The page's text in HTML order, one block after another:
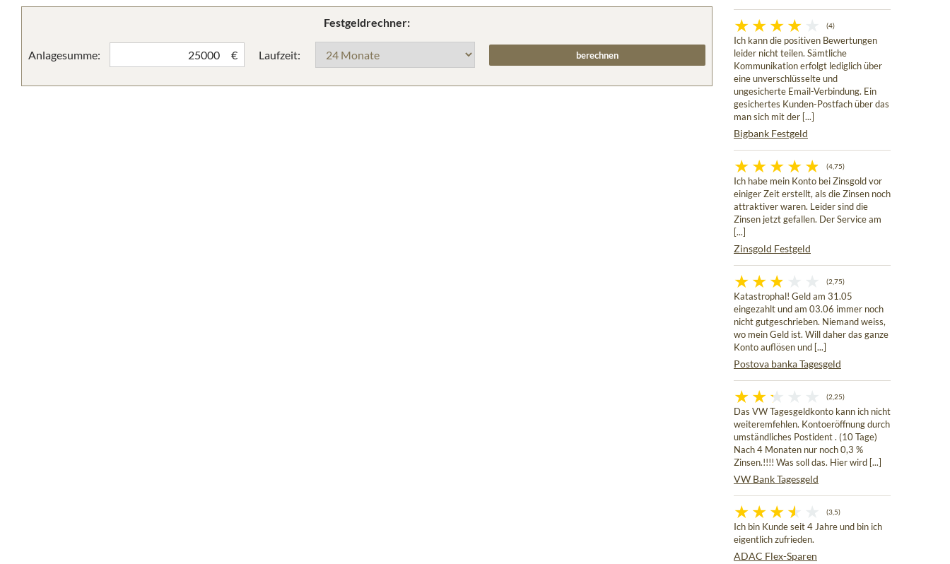
Festgeldrechner:
Anlagesumme: € Laufzeit:
(4)
Ich kann die positiven Bewertungen
leider nicht teilen. Sämtliche
Kommunikation erfolgt lediglich über
eine unverschlüsselte und
ungesicherte Email-Verbindung. Ein
gesichertes Kunden-Postfach über das
man sich mit der [...]
Bigbank Festgeld
(4,75)
Ich habe mein Konto bei Zinsgold vor
einiger Zeit erstellt, als die Zinsen noch
attraktiver waren. Leider sind die
Zinsen jetzt gefallen. Der Service am
[...]
Zinsgold Festgeld
(2,75)
Katastrophal! Geld am 31.05
eingezahlt und am 03.06 immer noch
nicht gutgeschrieben. Niemand weiss,
wo mein Geld ist. Will daher das ganze
Konto auflösen und [...]
Postova banka Tagesgeld
(2,25)
Das VW Tagesgeldkonto kann ich nicht
weiteremfehlen. Kontoeröffnung durch
umständliches Postident . (10 Tage)
Nach 4 Monaten nur noch 0,3 %
Zinsen.!!!! Was soll das. Hier wird [...]
VW Bank Tagesgeld
(3,5)
Ich bin Kunde seit 4 Jahre und bin ich
eigentlich zufrieden.
ADAC Flex-Sparen